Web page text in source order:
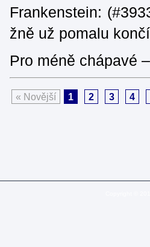
Frankenstein:
žně už pomalu
Pro méně chápavé
« Novější 1 2 3 4